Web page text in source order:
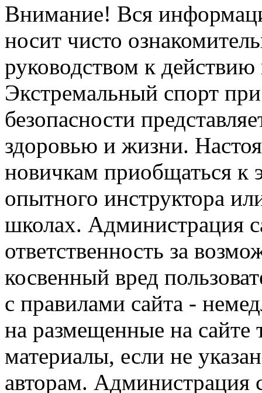
Внимание! Вся
носит чисто
руководством к
Экстремальный спорт
безопасности
здоровью и жизни.
новичкам приобщаться к
опытного инструктора
школах. Администрация
ответственность за
косвенный вред
с правилами сайта -
на размещенные на сайте
материалы, если не
авторам. Администрация